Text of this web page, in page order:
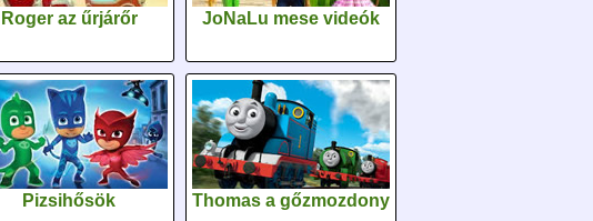
Roger az űrjárőr JoNaLu mese videók
Pizsihősök Thomas a gőzmozdony